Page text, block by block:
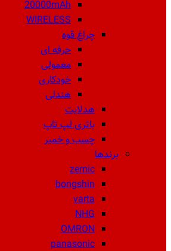
20000mAh
WIRELESS
چراغ قوه
حرفه ای
معمولی
خودکاری
هندلی
هدلایت
باتری لپ تاپ
چسب و خمیر
برندها
zemic
bongshin
varta
NHG
OMRON
panasonic